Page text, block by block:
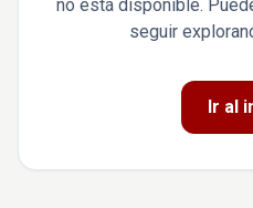
no está disponible.
seguir
Ir al